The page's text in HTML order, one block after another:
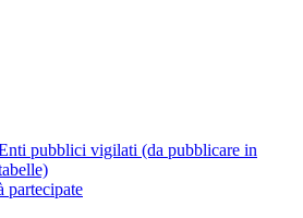
pubblici vigilati (da pubblicare in
partecipate